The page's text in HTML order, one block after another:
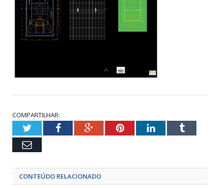
COMPARTILHAR:
TwitterFacebookGoogle+PinterestLinkedInTumblr
Email
CONTEÚDO RELACIONADO